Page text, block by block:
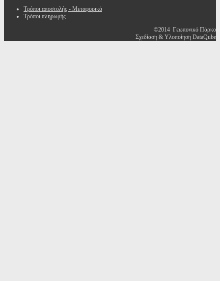
Τρόποι αποστολής - Μεταφορικά
Τρόποι πληρωμής
©2014 Γεωπονικό Πάρκο
Σχεδίαση & Υλοποίηση DataQube